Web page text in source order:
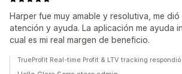
Harper fue muy amable y resolutiva, me dió
atención y ayuda. La aplicación me ayuda
cual es mi real margen de beneficio.
TrueProfit Real-time Profit & LTV tracking